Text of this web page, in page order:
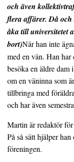
och även
flera affärer. Då
åka till universitetet
bort)När han inte
med en vän. Han har
besöka en äldre
om en väninna som
tillbringa med
och har även
Martin är redaktör
På så sätt hjälper
föreningen.